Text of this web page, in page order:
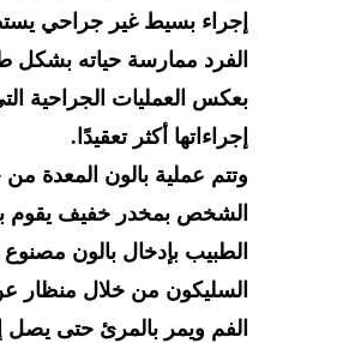
إجراء بسيط غير جراحي
الفرد ممارسة حياته بشكل
بعكس العمليات الجراحية
إجراءاتها أكثر تعقيدًا.
وتتم عملية بالون المعدة من
الشخص بمخدر خفيف يقوم
الطبيب بإدخال بالون
السليكون من خلال منظار
الفم ويمر بالمرئ حتى يصل